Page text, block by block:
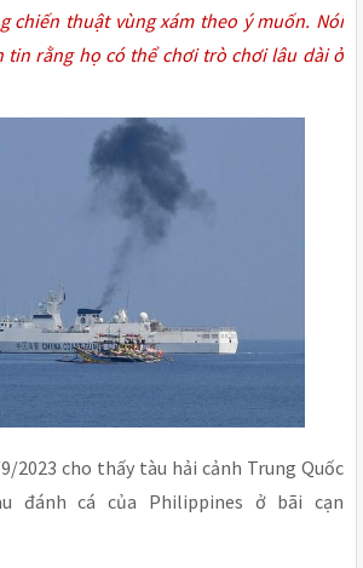
chiến thuật vùng xám theo ý muốn. Nói
tin rằng họ có thể chơi trò chơi lâu dài ở
2023 cho thấy tàu hải cảnh Trung Quốc
đánh cá của Philippines ở bãi cạn